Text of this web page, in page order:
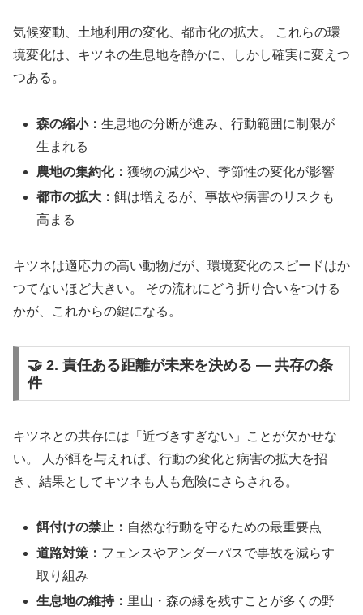
気候変動、土地利用の変化、都市化の拡大。 これらの環
境変化は、キツネの生息地を静かに、しかし確実に変えつ
つある。
森の縮小：生息地の分断が進み、行動範囲に制限が
生まれる
農地の集約化：獲物の減少や、季節性の変化が影響
都市の拡大：餌は増えるが、事故や病害のリスクも
高まる
キツネは適応力の高い動物だが、環境変化のスピードはか
つてないほど大きい。 その流れにどう折り合いをつける
かが、これからの鍵になる。
🤝 2. 責任ある距離が未来を決める ― 共存の条
件
キツネとの共存には「近づきすぎない」ことが欠かせな
い。 人が餌を与えれば、行動の変化と病害の拡大を招
き、結果としてキツネも人も危険にさらされる。
餌付けの禁止： 自然な行動を守るための最重要点
道路対策： フェンスやアンダーパスで事故を減らす
取り組み
生息地の維持： 里山・森の縁を残すことが多くの野